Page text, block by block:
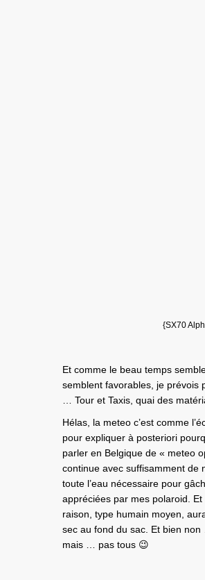
{SX70
Et comme le beau temps
semblent favorables, je prévois
… Tour et Taxis, quai des
Hélas, la meteo c’est comme
pour expliquer à posteriori
parler en Belgique de « meteo
continue avec suffisamment de
toute l’eau nécessaire pour
appréciées par mes polaroid. Et
raison, type humain moyen,
sec au fond du sac. Et bien
mais … pas tous 😉